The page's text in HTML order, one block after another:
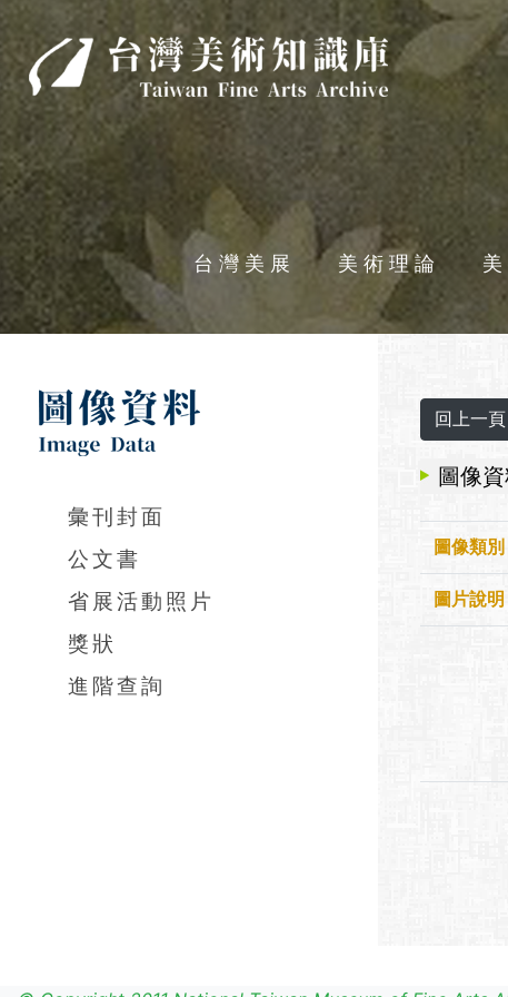
台灣美術知識庫
台灣美展 美術理論
彙刊封面
公文書
省展活動照片
獎狀
進階查詢
圖像
圖像類別
圖片說明